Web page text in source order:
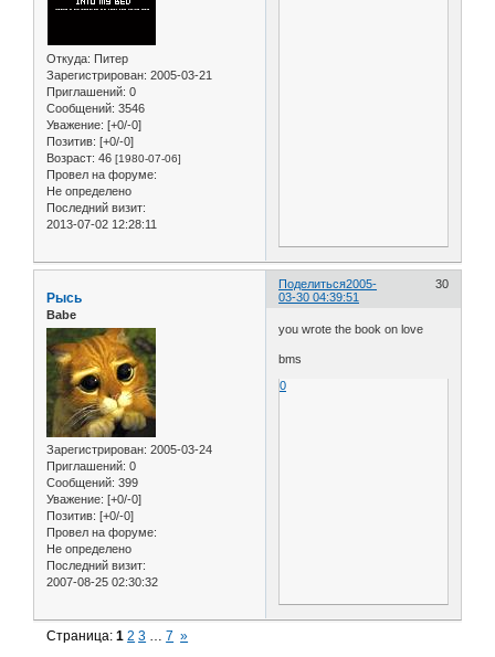
Откуда: Питер
Зарегистрирован: 2005-03-21
Приглашений: 0
Сообщений: 3546
Уважение: [+0/-0]
Позитив: [+0/-0]
Возраст: 46 [1980-07-06]
Провел на форуме:
Не определено
Последний визит:
2013-07-02 12:28:11
Поделиться 30
2005-
03-30 04:39:51
Рысь
Babe
Зарегистрирован: 2005-03-24
Приглашений: 0
Сообщений: 399
Уважение: [+0/-0]
Позитив: [+0/-0]
Провел на форуме:
Не определено
Последний визит:
2007-08-25 02:30:32
you wrote the book on love
bms
0
Страница:1 2 3 … 7 »